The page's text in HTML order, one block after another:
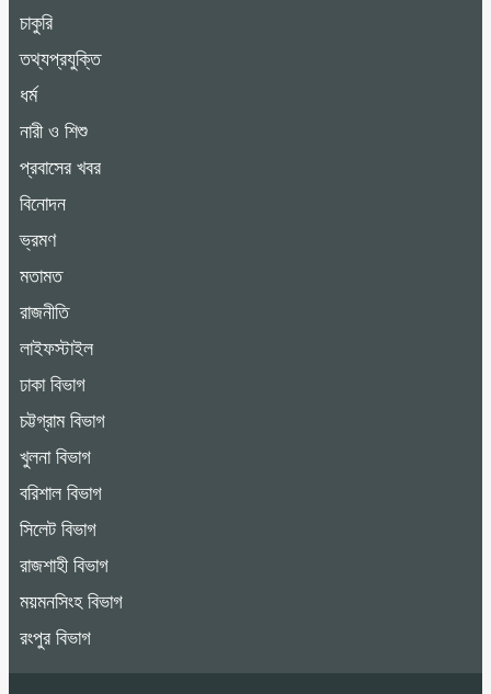
চাকুরি
তথ্যপ্রযুক্তি
ধর্ম
নারী ও শিশু
প্রবাসের খবর
বিনোদন
ভ্রমণ
মতামত
রাজনীতি
লাইফস্টাইল
ঢাকা বিভাগ
চট্টগ্রাম বিভাগ
খুলনা বিভাগ
বরিশাল বিভাগ
সিলেট বিভাগ
রাজশাহী বিভাগ
ময়মনসিংহ বিভাগ
রংপুর বিভাগ